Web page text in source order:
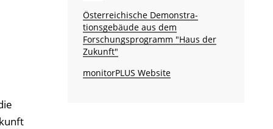
Österreichische Demonstra­
tionsgebäude aus dem
Forschungsprogramm "Haus der
Zukunft"
monitorPLUS Website